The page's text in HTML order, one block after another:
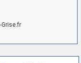
Grise.fr